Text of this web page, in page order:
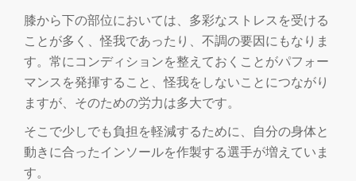
切
り
え
膝から下の部位においては、多彩なストレスを受ける
ことが多く、怪我であったり、不調の要因にもなりま
す。常にコンディションを整えておくことがパフォー
マンスを発揮すること、怪我をしないことにつながり
ますが、そのための労力は多大です。
そこで少しでも負担を軽減するために、自分の身体と
動きに合ったインソールを作製する選手が増えていま
す。